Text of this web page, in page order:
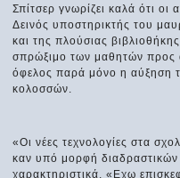
Σπίτσερ γνωρίζει καλά ότι οι
Δεινός υποστηρικτής του
και της πλούσιας
σπρώξιμο των μαθητών προς
όφελος παρά μόνο η αύξηση
κολοσσών.
«Οι νέες τεχνολογίες στα
καν υπό μορφή
χαρακτηριστικά. «Εχω